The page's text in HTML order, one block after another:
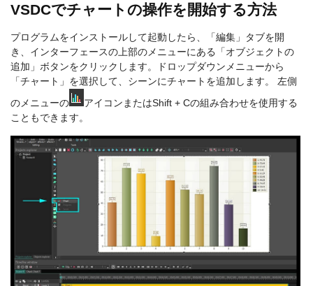
VSDCでチャートの操作を開始する方法
プログラムをインストールして起動したら、「編集」タブを開
き、インターフェースの上部のメニューにある「オブジェクトの
追加」ボタンをクリックします。ドロップダウンメニューから
「チャート」を選択して、シーンにチャートを追加します。 左側
のメニューの
アイコンまたはShift + Cの組み合わせを使用する
こともできます。